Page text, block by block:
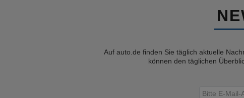
Auf auto.de finden Sie täglich aktuelle
können den täglichen